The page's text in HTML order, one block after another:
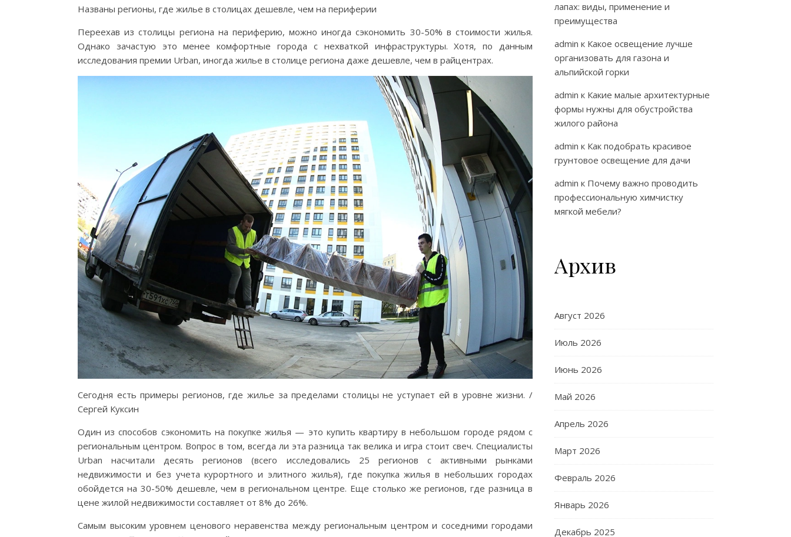
Названы регионы, где жилье в столицах дешевле, чем на периферии
Переехав из столицы региона на периферию, можно иногда сэкономить 30-50% в стоимости жилья.
Однако зачастую это менее комфортные города с нехваткой инфраструктуры. Хотя, по данным
исследования премии Urban, иногда жилье в столице региона даже дешевле, чем в райцентрах.
Сегодня есть примеры регионов, где жилье за пределами столицы не уступает ей в уровне жизни. /
Сергей Куксин
Один из способов сэкономить на покупке жилья — это купить квартиру в небольшом городе рядом с
региональным центром. Вопрос в том, всегда ли эта разница так велика и игра стоит свеч. Специалисты
Urban насчитали десять регионов (всего исследовались 25 регионов с активными рынками
недвижимости и без учета курортного и элитного жилья), где покупка жилья в небольших городах
обойдется на 30-50% дешевле, чем в региональном центре. Еще столько же регионов, где разница в
цене жилой недвижимости составляет от 8% до 26%.
Самым высоким уровнем ценового неравенства между региональным центром и соседними городами
лапах: виды, применение и
преимущества
admin к Какое освещение лучше
организовать для газона и
альпийской горки
admin к Какие малые архитектурные
формы нужны для обустройства
жилого района
admin к Как подобрать красивое
грунтовое освещение для дачи
admin к Почему важно проводить
профессиональную химчистку
мягкой мебели?
Архив
Август 2026
Июль 2026
Июнь 2026
Май 2026
Апрель 2026
Март 2026
Февраль 2026
Январь 2026
Декабрь 2025